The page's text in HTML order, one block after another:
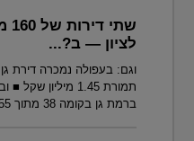
לציון — ב?...
ברמת גן בקומה 38 מתוך 55?